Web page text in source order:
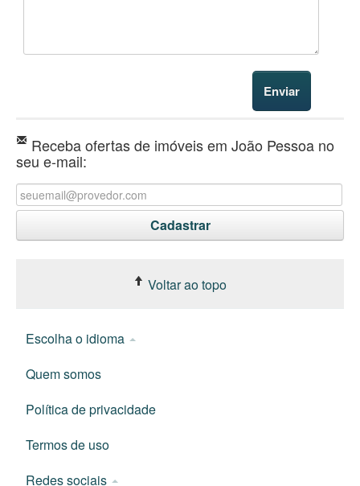
Receba ofertas de imóveis em João Pessoa no
seu e-mail:
Voltar ao topo
Escolha o idioma
Quem somos
Política de privacidade
Termos de uso
Redes sociais